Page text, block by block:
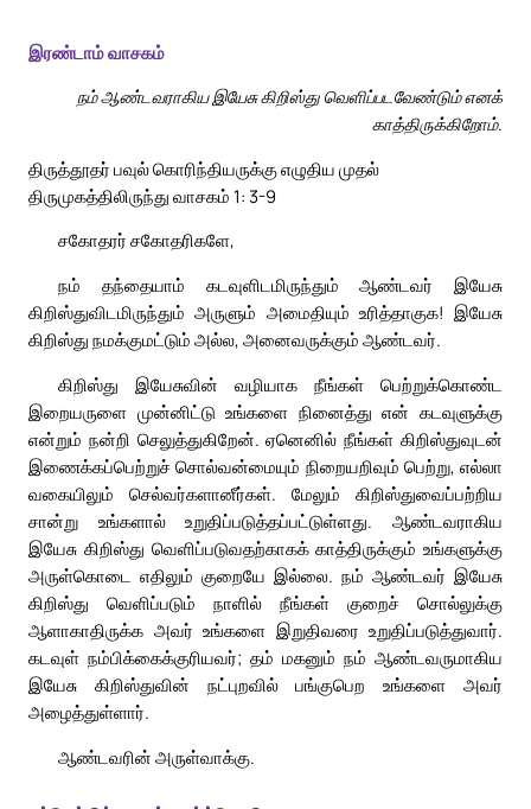
இரண்டாம் வாசகம்
நம் ஆண்டவராகிய இயேசு கிறிஸ்து வெளிப்படவேண்டும் எனக்
காத்திருக்கிறோம்.
திருத்தூதர் பவுல் கொரிந்தியருக்கு எழுதிய முதல்
திருமுகத்திலிருந்து வாசகம் 1: 3-9
சகோதரர் சகோதரிகளே,
நம் தந்தையாம் கடவுளிடமிருந்தும் ஆண்டவர் இயேசு
கிறிஸ்துவிடமிருந்தும் அருளும் அமைதியும் உரித்தாகுக! இயேசு
கிறிஸ்து நமக்குமட்டும் அல்ல, அனைவருக்கும் ஆண்டவர்.
கிறிஸ்து இயேசுவின் வழியாக நீங்கள் பெற்றுக்கொண்ட
இறையருளை முன்னிட்டு உங்களை நினைத்து என் கடவுளுக்கு
என்றும் நன்றி செலுத்துகிறேன். ஏனெனில் நீங்கள் கிறிஸ்துவுடன்
இணைக்கப்பெற்றுச் சொல்வன்மையும் நிறையறிவும் பெற்று, எல்லா
வகையிலும் செல்வர்களானீர்கள். மேலும் கிறிஸ்துவைப்பற்றிய
சான்று உங்களால் உறுதிப்படுத்தப்பட்டுள்ளது. ஆண்டவராகிய
இயேசு கிறிஸ்து வெளிப்படுவதற்காகக் காத்திருக்கும் உங்களுக்கு
அருள்கொடை எதிலும் குறையே இல்லை. நம் ஆண்டவர் இயேசு
கிறிஸ்து வெளிப்படும் நாளில் நீங்கள் குறைச் சொல்லுக்கு
ஆளாகாதிருக்க அவர் உங்களை இறுதிவரை உறுதிப்படுத்துவார்.
கடவுள் நம்பிக்கைக்குரியவர்; தம் மகனும் நம் ஆண்டவருமாகிய
இயேசு கிறிஸ்துவின் நட்புறவில் பங்குபெற உங்களை அவர்
அழைத்துள்ளார்.
ஆண்டவரின் அருள்வாக்கு.